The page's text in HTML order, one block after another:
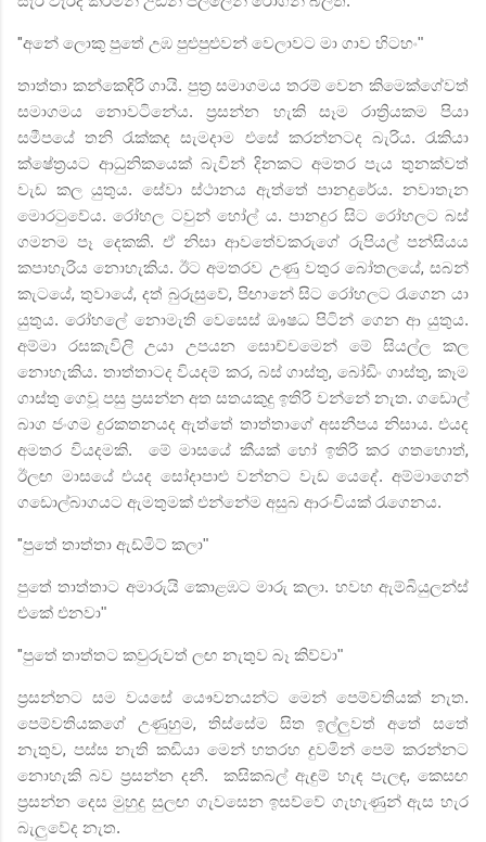
"අනේ ලොකු පුතේ උඹ පුළුපුළුවන් වෙලාවට මා ගාව හිටහං"
තාත්තා කන්කෙඳිරි ගායි. පුත්‍ර සමාගමය තරම් වෙන කිමෙක්ගේවත්
සමාගමය නොවටිනේය. ප්‍රසන්න හැකි සෑම රාත්‍රියකම පියා
සමීපයේ තනි රැක්කද සැමදාම එසේ කරන්නටද බැරිය. රැකියා
ක්ෂේත්‍රයට ආධුනිකයෙක් බැවින් දිනකට අමතර පැය තුනක්වත්
වැඩ කල යුතුය. සේවා ස්ථානය ඇත්තේ පානදුරේය. නවාතැන
මොරටුවේය. රෝහල ටවුන් හෝල් ය. පානදුර සිට රෝහලට බස්
ගමනම පෑ දෙකකි. ඒ නිසා ආවතේවකරුගේ රුපියල් පන්සියය
කපාහැරිය නොහැකිය. ඊට අමතරව උණු වතුර බෝතලයේ,සබන්
කැටයේ, තුවායේ, දත් බුරුසුවේ, පිඟානේ සිට රෝහලට රැගෙන යා
යුතුය. රෝහලේ නොමැති වෙසෙස් ඖෂධ පිටින් ගෙන ආ යුතුය.
අම්මා රසකැවිලි උයා උපයන සොච්චමෙන් මේ සියල්ල කල
නොහැකිය. තාත්තාටද වියදම් කර, බස් ගාස්තු, බෝඩිං ගාස්තු, කෑම
ගාස්තු ගෙවූ පසු ප්‍රසන්න අත සතයකුදු ඉතිරි වන්නේ නැත. ගඩොල්
බාග ජංගම දුරකතනයද ඇත්තේ තාත්තාගේ අසනීපය නිසාය. එයද
අමතර වියදමකි.
මේ මාසයේ කීයක් හෝ ඉතිරි කර ගතහොත්,
ඊලඟ මාසයේ එයද සෝදාපාළු වන්නට වැඩ යෙදේ. අම්මාගෙන්
ගඩොල්බාගයට ඇමතුමක් එන්නේම අසුබ ආරංචියක් රැගෙනය.
"පුතේ තාත්තා ඇඩ්මිට් කලා"
පුතේ තාත්තාට අමාරුයි කොළඹට මාරු කලා. හවහ ඇම්බියුලන්ස්
එකේ එනවා"
"පුතේ තාත්තට කවුරුවත් ලඟ නැතුව බෑ කිව්වා"
ප්‍රසන්නට සම වයසේ යෞවනයන්ට මෙන් පෙම්වතියක් නැත.
පෙම්වතියකගේ උණුහුම, තිස්සේම සිත ඉල්ලුවත් අතේ සතේ
නැතුව, පස්ස නැති කඩියා මෙන් හතරහ දුවමින් පෙම් කරන්නට
නොහැකි බව ප්‍රසන්න දනී.
කසිකබල් ඇඳුම් හැඳ පැලඳ, කෙසඟ
ප්‍රසන්න දෙස මුහුදු සුලඟ ගැවසෙන ඉසව්වේ ගැහැණුන් ඇස හැර
බැලුවේද නැත.